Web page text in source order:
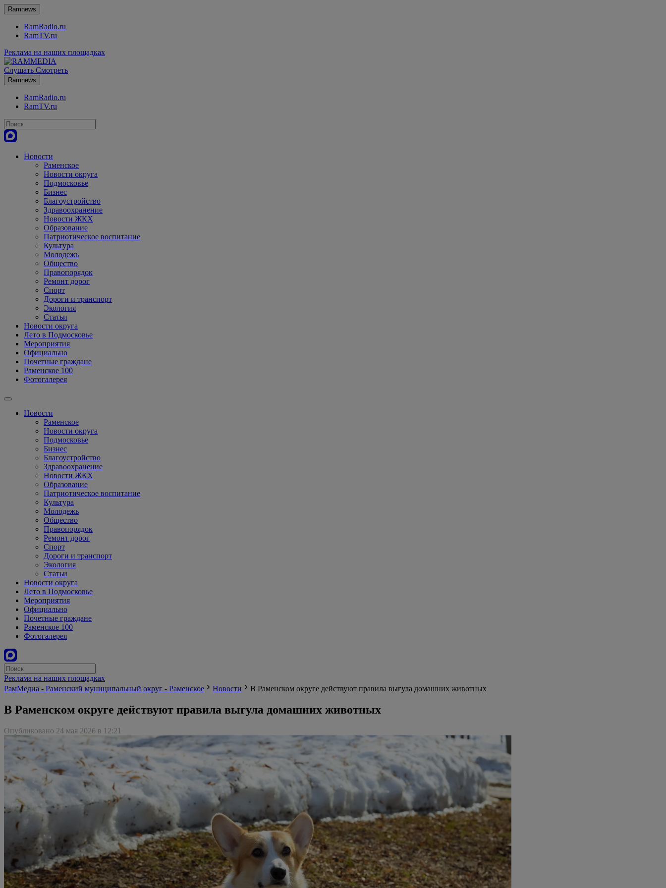
Ramnews
RamRadio.ru
RamTV.ru
Реклама на наших площадках
Слушать Смотреть
Ramnews
RamRadio.ru
RamTV.ru
Новости
Раменское
Новости округа
Подмосковье
Бизнес
Благоустройство
Здравоохранение
Новости ЖКХ
Образование
Патриотическое воспитание
Культура
Молодежь
Общество
Правопорядок
Ремонт дорог
Спорт
Дороги и транспорт
Экология
Статьи
Новости округа
Лето в Подмосковье
Мероприятия
Официально
Почетные граждане
Раменское 100
Фотогалерея
Новости
Раменское
Новости округа
Подмосковье
Бизнес
Благоустройство
Здравоохранение
Новости ЖКХ
Образование
Патриотическое воспитание
Культура
Молодежь
Общество
Правопорядок
Ремонт дорог
Спорт
Дороги и транспорт
Экология
Статьи
Новости округа
Лето в Подмосковье
Мероприятия
Официально
Почетные граждане
Раменское 100
Фотогалерея
Реклама на наших площадках
РамМедиа - Раменский муниципальный округ - Раменское
Новости В Раменском округе действуют правила выгула домашних животных
В Раменском округе действуют правила выгула домашних животных
Опубликовано 24 мая 2026 в 12:21